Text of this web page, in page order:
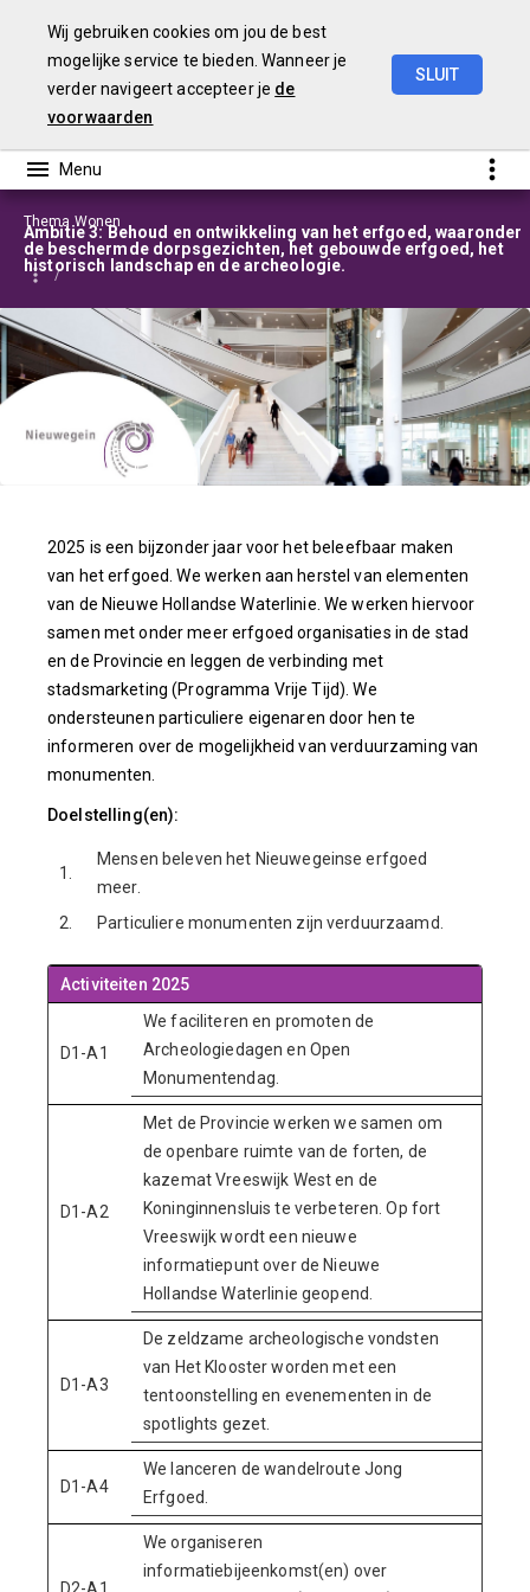
Wij gebruiken cookies om jou de best
mogelijke service te bieden. Wanneer je
verder navigeert accepteer je de
voorwaarden
SLUIT
Thema Wonen
Ambitie 3: Behoud en ontwikkeling van het erfgoed, waaronder
de beschermde dorpsgezichten, het gebouwde erfgoed, het
historisch landschap en de archeologie.
2025 is een bijzonder jaar voor het beleefbaar maken
van het erfgoed. We werken aan herstel van elementen
van de Nieuwe Hollandse Waterlinie. We werken hiervoor
samen met onder meer erfgoed organisaties in de stad
en de Provincie en leggen de verbinding met
stadsmarketing (Programma Vrije Tijd). We
ondersteunen particuliere eigenaren door hen te
informeren over de mogelijkheid van verduurzaming van
monumenten.
Doelstelling(en):
1.
Mensen beleven het Nieuwegeinse erfgoed
meer.
2.
Particuliere monumenten zijn verduurzaamd.
Activiteiten 2025
D1-A1
We faciliteren en promoten de
Archeologiedagen en Open
Monumentendag.
D1-A2
Met de Provincie werken we samen om
de openbare ruimte van de forten, de
kazemat Vreeswijk West en de
Koninginnensluis te verbeteren. Op fort
Vreeswijk wordt een nieuwe
informatiepunt over de Nieuwe
Hollandse Waterlinie geopend.
D1-A3
De zeldzame archeologische vondsten
van Het Klooster worden met een
tentoonstelling en evenementen in de
spotlights gezet.
D1-A4
We lanceren de wandelroute Jong
Erfgoed.
We organiseren
informatiebijeenkomst(en) over